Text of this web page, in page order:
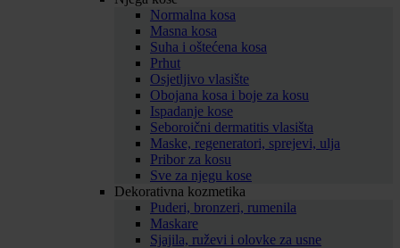
Normalna kosa
Masna kosa
Suha i oštećena kosa
Prhut
Osjetljivo vlasište
Obojana kosa i boje za kosu
Ispadanje kose
Seboroični dermatitis vlasišta
Maske, regeneratori, sprejevi, ulja
Pribor za kosu
Sve za njegu kose
Dekorativna kozmetika
Puderi, bronzeri, rumenila
Maskare
Sjajila, ruževi i olovke za usne